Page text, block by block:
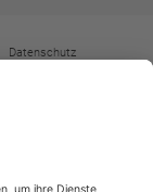
Datenschutz